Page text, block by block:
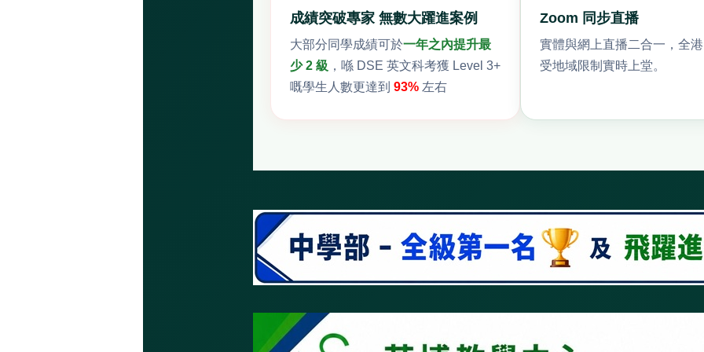
成績突破專家 無數大躍進案例
大部分同學成績可於一年之內提升最
少 2 級 ， 喺 DSE 英文科考獲 Level 3+
嘅學生人數更達到 93% 左右
Zoom 同步直播
實體與網上直播二合一，全
受地域限制實時上堂。